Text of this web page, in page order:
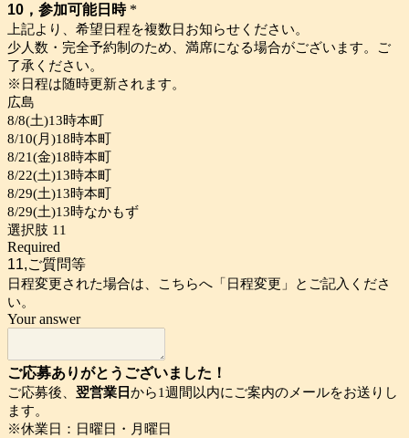
10，参加可能日時*
上記より、希望日程を複数日お知らせください。
少人数・完全予約制のため、満席になる場合がございます。ご
了承ください。
※日程は随時更新されます。
広島
8/8(土)13時本町
8/10(月)18時本町
8/21(金)18時本町
8/22(土)13時本町
8/29(土)13時本町
8/29(土)13時なかもず
選択肢 11
Required
11,ご質問等
日程変更された場合は、こちらへ「日程変更」とご記入くださ
い。
Your answer
ご応募ありがとうございました！
ご応募後、 翌営業日から1週間以内にご案内のメールをお送りし
ます。
※休業日：日曜日・月曜日